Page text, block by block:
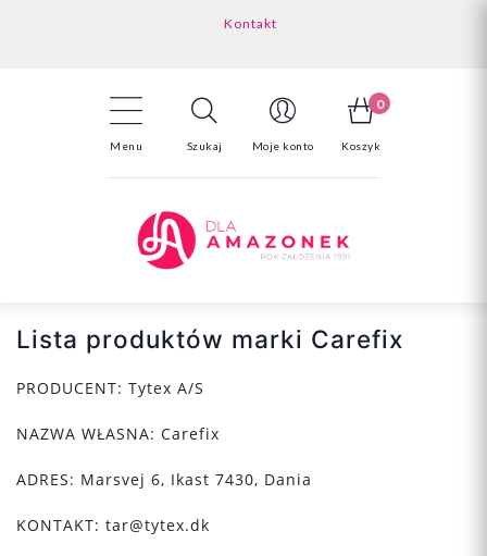
Kontakt
Menu Szukaj Moje konto
0
Koszyk
Lista produktów marki Carefix
PRODUCENT: Tytex A/S
NAZWA WŁASNA: Carefix
ADRES: Marsvej 6, Ikast 7430, Dania
KONTAKT: tar@tytex.dk